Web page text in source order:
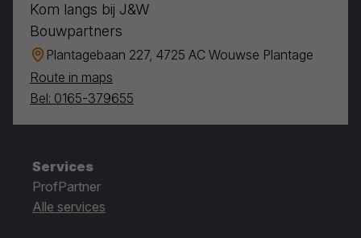
Kom langs bij J&W
Bouwpartners
Plantagebaan 227, 4725 AC Wouwse Plantage
Route in maps
Bel: 0165-379655
Services
ProfPartner
Alle services